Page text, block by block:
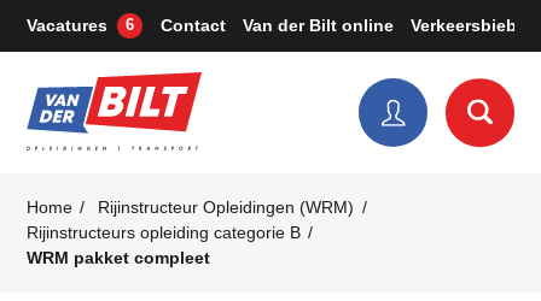
Vacatures 6 Contact Van der Bilt online Verkeersbieb
Home
Rijinstructeur Opleidingen (WRM)
Rijinstructeurs opleiding categorie B
WRM pakket compleet